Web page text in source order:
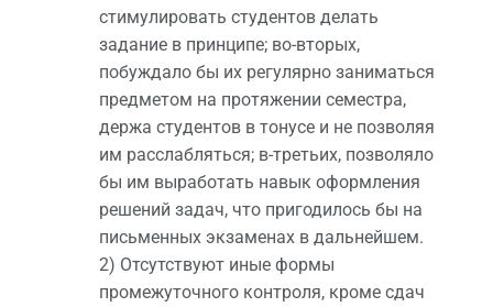
стимулировать студентов делать
задание в принципе; во-вторых,
побуждало бы их регулярно заниматься
предметом на протяжении семестра,
держа студентов в тонусе и не позволяя
им расслабляться; в-третьих, позволяло
бы им выработать навык оформления
решений задач, что пригодилось бы на
письменных экзаменах в дальнейшем.
2) Отсутствуют иные формы
промежуточного контроля, кроме сдач